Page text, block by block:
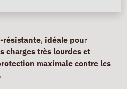
résistante, idéale pour
charges très lourdes et
maximale contre les